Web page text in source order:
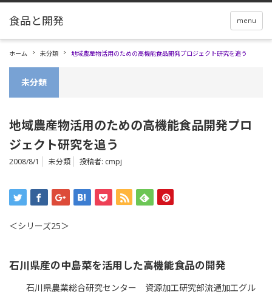
menu
ホーム 未分類 地域農産物活用のための高機能食品開発プロジェクト研究を追う
未分類
地域農産物活用のための高機能食品開発プロ
ジェクト研究を追う
2008/8/1 未分類 投稿者: cmpj
＜シリーズ25＞
石川県産の中島菜を活用した高機能食品の開発
石川県農業総合研究センター 資源加工研究部流通加工グル